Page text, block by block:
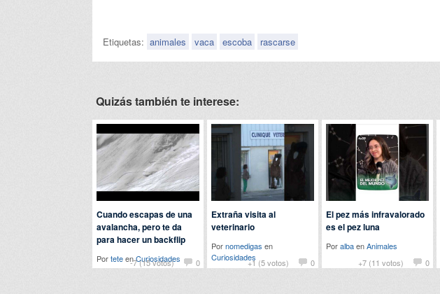
Etiquetas: animales vaca escoba rascarse
Quizás también te interese:
-7 (15 votos) 0
Cuando escapas de una
avalancha, pero te da
para hacer un backflip
PorteteenCuriosidades +1 (5 votos) 0
Extraña visita al
veterinario
Pornomedigas en
Curiosidades
+7 (11 votos) 0
El pez más infravalorado
es el pez luna
PoralbaenAnimales